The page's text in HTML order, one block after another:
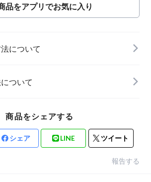
品をアプリでお気に入り
について
ついて
商品をシェアする
シェア LINE ツイート
報告する